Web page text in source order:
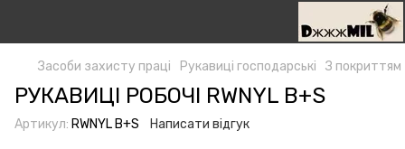
Засоби захисту праці Рукавиці господарські З покриттям
РУКАВИЦІ РОБОЧІ RWNYL B+S
Артикул: RWNYL B+S Написати відгук